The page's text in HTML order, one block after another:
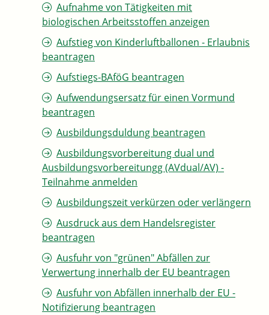
Aufnahme von Tätigkeiten mit
biologischen Arbeitsstoffen anzeigen
Aufstieg von Kinderluftballonen - Erlaubnis
beantragen
Aufstiegs-BAföG beantragen
Aufwendungsersatz für einen Vormund
beantragen
Ausbildungsduldung beantragen
Ausbildungsvorbereitung dual und
Ausbildungsvorbereitungg (AVdual/AV) -
Teilnahme anmelden
Ausbildungszeit verkürzen oder verlängern
Ausdruck aus dem Handelsregister
beantragen
Ausfuhr von "grünen" Abfällen zur
Verwertung innerhalb der EU beantragen
Ausfuhr von Abfällen innerhalb der EU -
Notifizierung beantragen